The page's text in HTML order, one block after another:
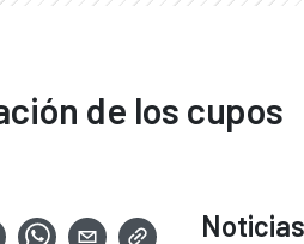
de los cupos